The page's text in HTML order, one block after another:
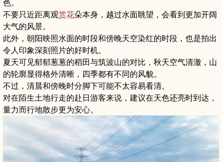
色。
不要只近距离观赏花朵本身，越过水面眺望，会看到更加开阔
大气的风景。
此外，朝阳映照水面的时段和傍晚天空染红的时段，也是拍出
令人印象深刻照片的好时机。
夏天可见郁郁葱葱的稻田与筑波山的对比，秋天空气清澈，山
的轮廓显得格外清晰，四季都有不同的风貌。
不过，清晨和傍晚时分脚下可能不太容易看清。
对在陌生土地行走的赴日游客来说，建议在天色还亮时到达，
量力而行地散步更为安心。